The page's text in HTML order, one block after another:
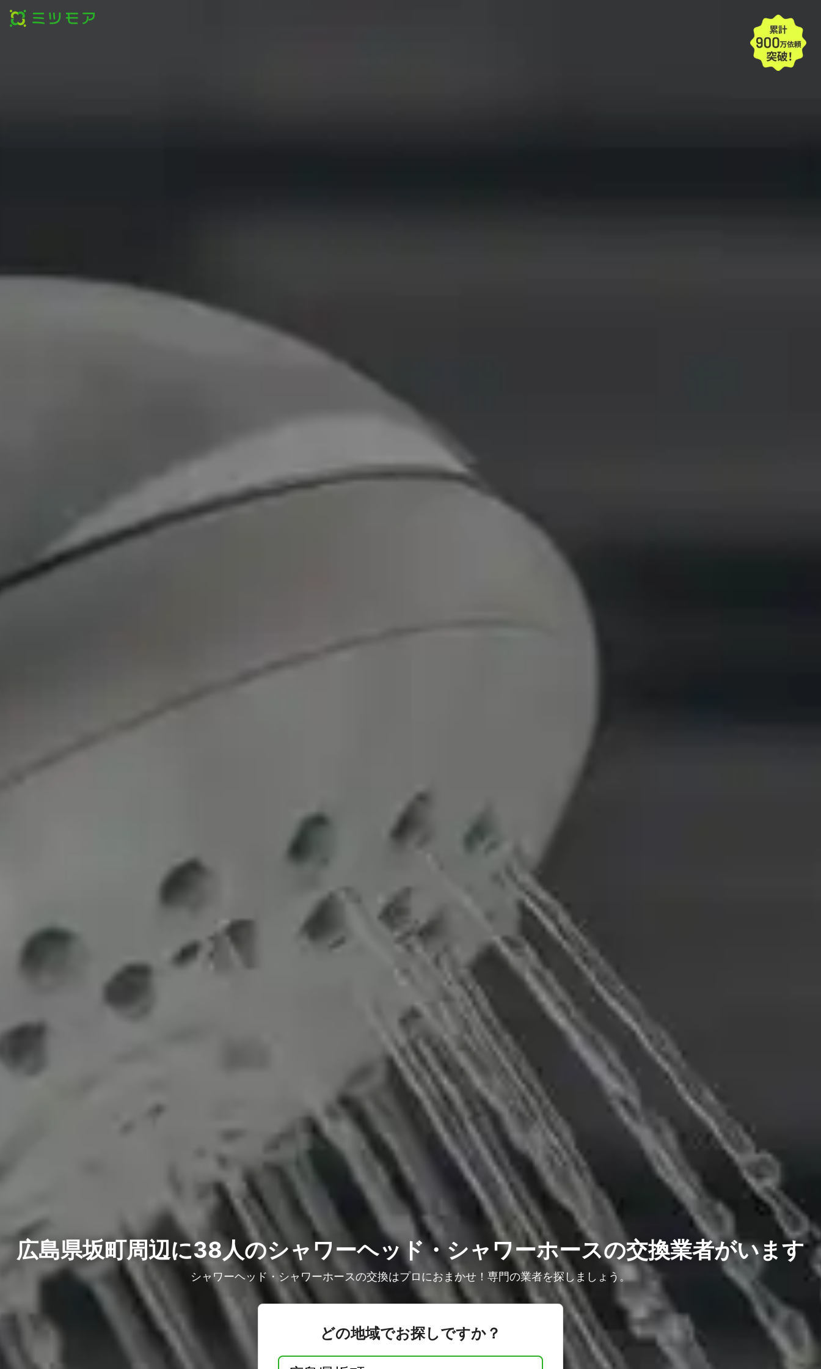
広島県坂町周辺に38人のシャワーヘッド・シャワーホースの交換業者がいます
シャワーヘッド・シャワーホースの交換はプロにおまかせ！専門の業者を探しましょう。
どの地域でお探しですか？